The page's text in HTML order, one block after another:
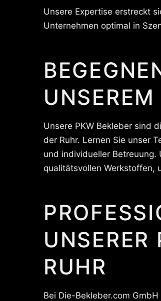
Unsere Expertise erstreckt
Unternehmen optimal in
Unsere PKW Bekleber sind
der Ruhr. Lernen Sie unser
und individueller Betreuung.
qualitätsvollen Werkstoffen,
RUHR
Bei Die-Bekleber.com GmbH